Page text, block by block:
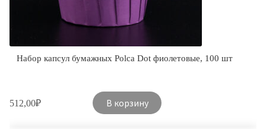
Набор капсул бумажных Polca Dot фиолетовые, 100 шт
512,00₽ В корзину